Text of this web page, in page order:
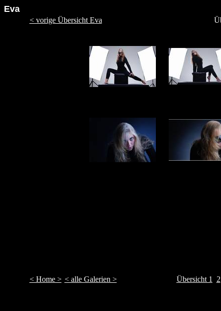
Eva
< vorige Übersicht Eva
< Home > < alle Galerien > Übersicht 1 2